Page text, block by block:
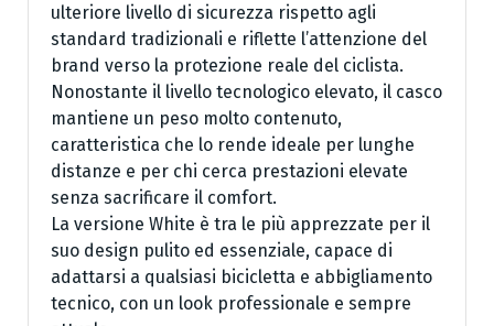
ulteriore livello di sicurezza rispetto agli
standard tradizionali e riflette l’attenzione del
brand verso la protezione reale del ciclista.
Nonostante il livello tecnologico elevato, il casco
mantiene un peso molto contenuto,
caratteristica che lo rende ideale per lunghe
distanze e per chi cerca prestazioni elevate
senza sacrificare il comfort.
La versione White è tra le più apprezzate per il
suo design pulito ed essenziale, capace di
adattarsi a qualsiasi bicicletta e abbigliamento
tecnico, con un look professionale e sempre